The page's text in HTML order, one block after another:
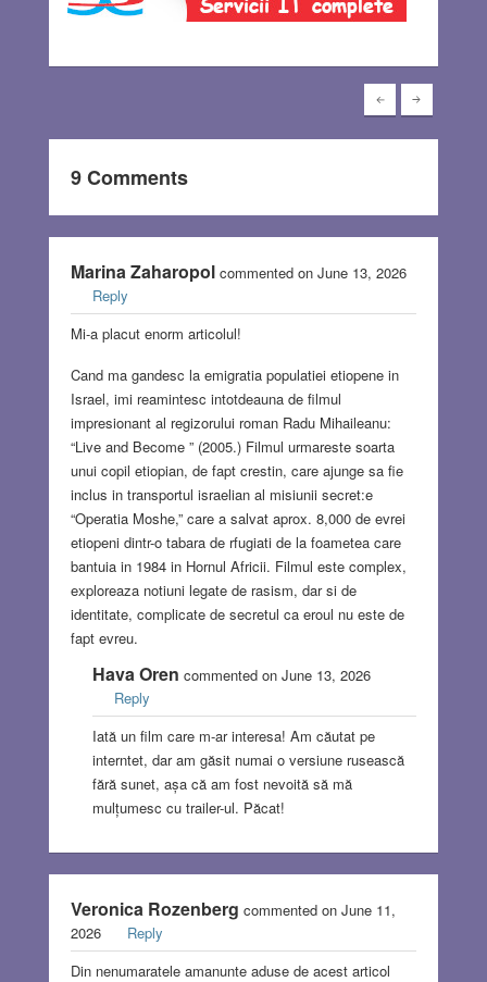
9 Comments
Marina Zaharopolcommented on June 13, 2026
Reply
Mi-a placut enorm articolul!
Cand ma gandesc la emigratia populatiei etiopene in
Israel, imi reamintesc intotdeauna de filmul
impresionant al regizorului roman Radu Mihaileanu:
“Live and Become ” (2005.) Filmul urmareste soarta
unui copil etiopian, de fapt crestin, care ajunge sa fie
inclus in transportul israelian al misiunii secret:e
“Operatia Moshe,” care a salvat aprox. 8,000 de evrei
etiopeni dintr-o tabara de rfugiati de la foametea care
bantuia in 1984 in Hornul Africii. Filmul este complex,
exploreaza notiuni legate de rasism, dar si de
identitate, complicate de secretul ca eroul nu este de
fapt evreu.
Hava Oren commented on June 13, 2026
Reply
Iată un film care m-ar interesa! Am căutat pe
interntet, dar am găsit numai o versiune rusească
fără sunet, așa că am fost nevoită să mă
mulțumesc cu trailer-ul. Păcat!
Veronica Rozenberg commented on June 11,
2026
Reply
Din nenumaratele amanunte aduse de acest articol